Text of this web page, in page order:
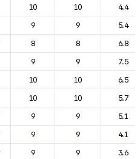
10 10
4.4
9 9
5.4
8 8
6.8
9 9
7.5
10 10
6.5
10 10
5.7
9 9
5.1
9 9
4.1
9 9
3.6